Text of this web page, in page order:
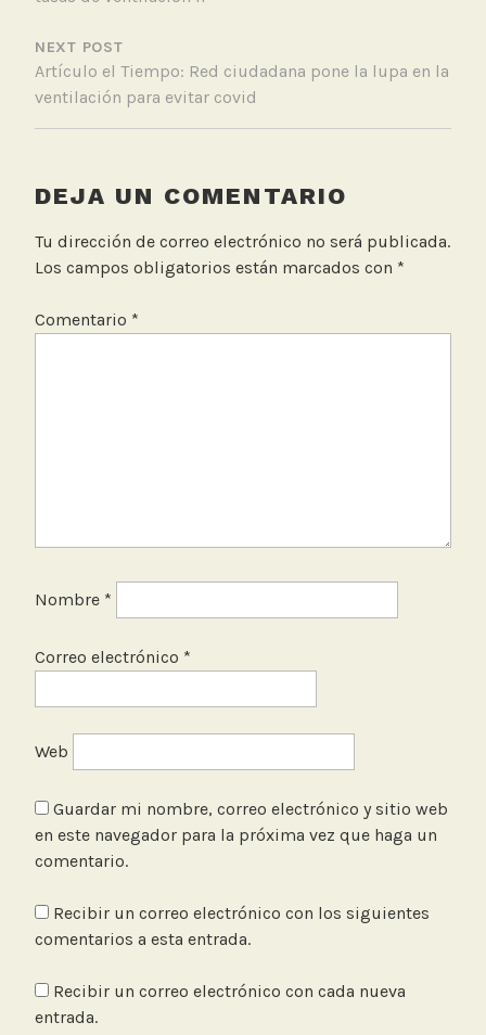
o
,
c
o
n
s
NEXT POST
Artículo el Tiempo: Red ciudadana pone la lupa en la
ventilación para evitar covid
DEJA UN COMENTARIO
Tu dirección de correo electrónico no será publicada.
Los campos obligatorios están marcados con *
Comentario *
Nombre *
Correo electrónico *
Web
Guardar mi nombre, correo electrónico y sitio web
en este navegador para la próxima vez que haga un
comentario.
Recibir un correo electrónico con los siguientes
comentarios a esta entrada.
Recibir un correo electrónico con cada nueva
entrada.